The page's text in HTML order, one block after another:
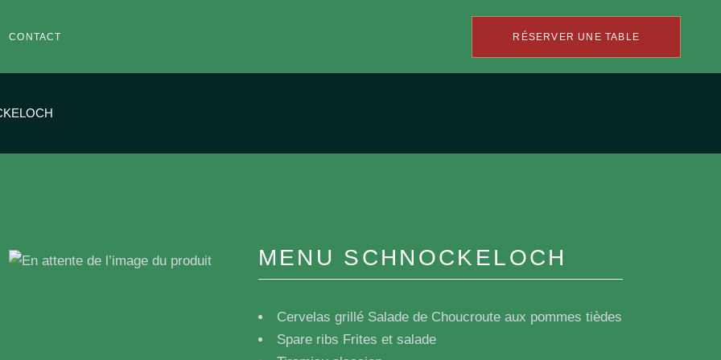
CONTACT RÉSERVER UNE TABLE
MENU SCHNOCKELOCH
Cervelas grillé Salade de Choucroute aux pommes tièdes
Spare ribs Frites et salade